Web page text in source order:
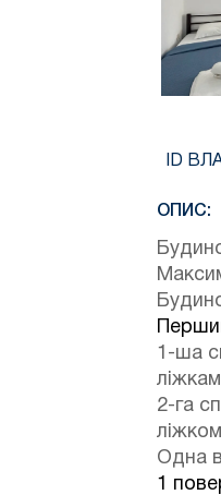
ID
ОПИС:
1-ша
2-га
Одна
1